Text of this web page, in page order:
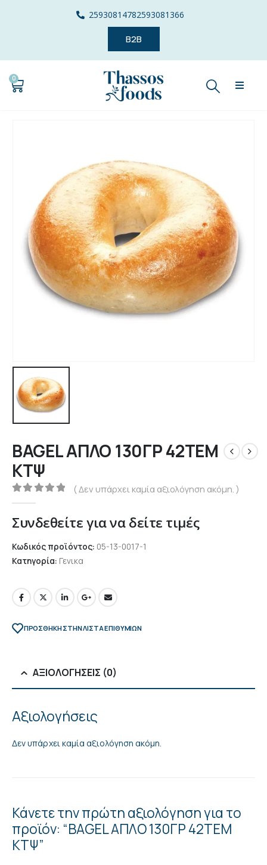
25930814782593081366
B2B
0
BAGEL ΑΠΛΟ 130ΓΡ 42ΤΕΜ
ΚΤΨ
0out of 5
( Δεν υπάρχει καμία αξιολόγηση ακόμη. )
Συνδεθείτε για να δείτε τιμές
Κωδικός προϊόντος: 05-13-0017-1
Κατηγορία: Γενικα
ΠΡΌΣΘΉΚΗ ΣΤΗΝ ΛΊΣΤΑ ΕΠΙΘΥΜΙΏΝ
ΑΞΙΟΛΟΓΉΣΕΙΣ (0)
Αξιολογήσεις
Δεν υπάρχει καμία αξιολόγηση ακόμη.
Κάνετε την πρώτη αξιολόγηση για το
προϊόν: “BAGEL ΑΠΛΟ 130ΓΡ 42ΤΕΜ
ΚΤΨ”